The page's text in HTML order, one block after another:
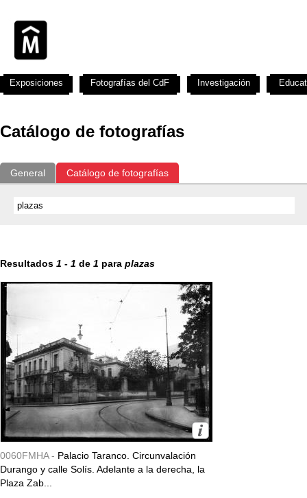
Catálogo de fotografías
General Catálogo de fotografías
Resultados 1 - 1 de 1 para plazas
0060FMHA - Palacio Taranco. Circunvalación
Durango y calle Solís. Adelante a la derecha, la
Plaza Zab...
Exposiciones Fotografías del CdF Investigación